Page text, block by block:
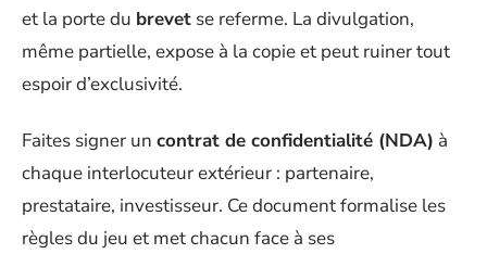
et la porte du brevet se referme. La divulgation,
même partielle, expose à la copie et peut ruiner tout
espoir d’exclusivité.
Faites signer un contrat de confidentialité (NDA) à
chaque interlocuteur extérieur : partenaire,
prestataire, investisseur. Ce document formalise les
règles du jeu et met chacun face à ses